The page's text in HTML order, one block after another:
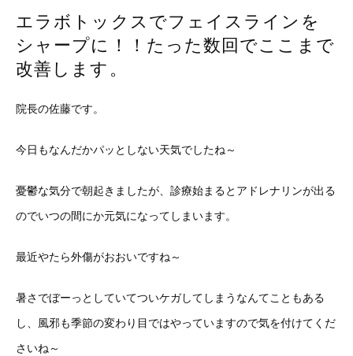
エラボトックスでフェイスラインを
シャープに！！たった数回でここまで
改善します。
院長の佐藤です。
今日もなんだかパッとしない天気でしたね～
憂鬱な気分で朝起きましたが、診療始まるとアドレナリンが出る
のでいつの間にか元気になってしまいます。
最近やたら外傷がおおいですね～
暑さでぼーっとしていてついケガしてしまうなんてこともある
し、風邪も季節の変わり目ではやっていますので気を付けてくだ
さいね～